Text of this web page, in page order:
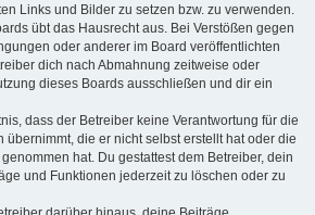
Links und Bilder zu setzen bzw. zu verwenden.
übt das Hausrecht aus. Bei Verstößen gegen
oder anderer im Board veröffentlichten
dich nach Abmahnung zeitweise oder
dieses Boards ausschließen und dir ein
dass der Betreiber keine Verantwortung für die
übernimmt, die er nicht selbst erstellt hat oder die
hat. Du gestattest dem Betreiber, dein
und Funktionen jederzeit zu löschen oder zu